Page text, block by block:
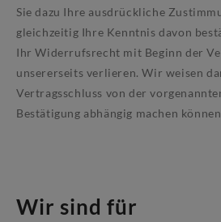
Sie dazu Ihre ausdrückliche
gleichzeitig Ihre Kenntnis davon
Ihr Widerrufsrecht mit Beginn der
unsererseits verlieren. Wir weisen
Vertragsschluss von der
Bestätigung abhängig machen
Wir sind für